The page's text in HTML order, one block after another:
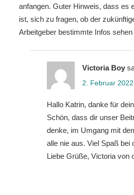
anfangen. Guter Hinweis, dass es
ist, sich zu fragen, ob der
Arbeitgeber bestimmte Infos sehen
Victoria Boy
2. Februar
Hallo Katrin, danke für
Schön, dass dir unser
denke, im Umgang mit
alle nie aus. Viel Spaß bei
Liebe Grüße, Victoria von